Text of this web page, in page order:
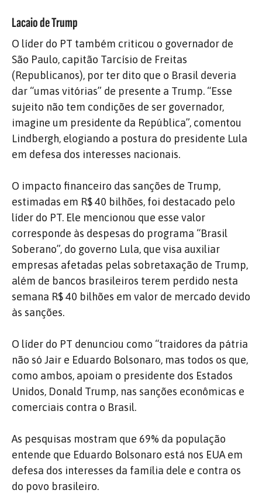
Lacaio de Trump
O líder do PT também criticou o governador de
São Paulo, capitão Tarcísio de Freitas
(Republicanos), por ter dito que o Brasil deveria
dar “umas vitórias” de presente a Trump. “Esse
sujeito não tem condições de ser governador,
imagine um presidente da República”, comentou
Lindbergh, elogiando a postura do presidente Lula
em defesa dos interesses nacionais.
O impacto financeiro das sanções de Trump,
estimadas em R$ 40 bilhões, foi destacado pelo
líder do PT. Ele mencionou que esse valor
corresponde às despesas do programa “Brasil
Soberano”, do governo Lula, que visa auxiliar
empresas afetadas pelas sobretaxação de Trump,
além de bancos brasileiros terem perdido nesta
semana R$ 40 bilhões em valor de mercado devido
às sanções.
O líder do PT denunciou como “traidores da pátria
não só Jair e Eduardo Bolsonaro, mas todos os que,
como ambos, apoiam o presidente dos Estados
Unidos, Donald Trump, nas sanções econômicas e
comerciais contra o Brasil.
As pesquisas mostram que 69% da população
entende que Eduardo Bolsonaro está nos EUA em
defesa dos interesses da família dele e contra os
do povo brasileiro.